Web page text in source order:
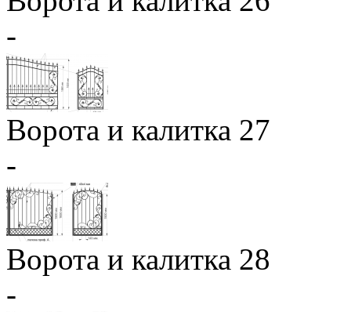
-
Ворота и калитка 27
-
Ворота и калитка 28
-